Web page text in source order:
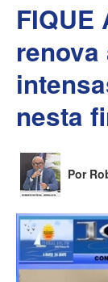
FIQUE
nesta
Por